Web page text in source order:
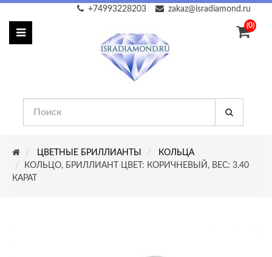
zakaz@isradiamond.ru
+74993228203
(0)
ЦВЕТНЫЕ БРИЛЛИАНТЫ
КОЛЬЦА
КОЛЬЦО, БРИЛЛИАНТ ЦВЕТ: КОРИЧНЕВЫЙ, ВЕС: 3.40
КАРАТ